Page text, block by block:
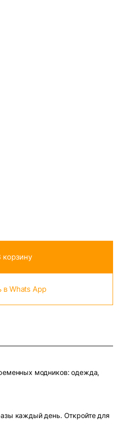
корзину
в Whats App
модников: одежда,
каждый день. Откройте для